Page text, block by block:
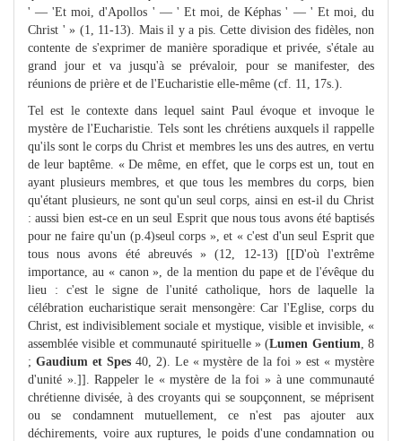
' — 'Et moi, d'Apollos ' — ' Et moi, de Képhas ' — ' Et moi, du
Christ ' » (1, 11-13). Mais il y a pis. Cette division des fidèles, non
contente de s'exprimer de manière sporadique et privée, s'étale au
grand jour et va jusqu'à se prévaloir, pour se manifester, des
réunions de prière et de l'Eucharistie elle-même (cf. 11, 17s.).
Tel est le contexte dans lequel saint Paul évoque et invoque le
mystère de l'Eucharistie. Tels sont les chrétiens auxquels il rappelle
qu'ils sont le corps du Christ et membres les uns des autres, en vertu
de leur baptême. « De même, en effet, que le corps est un, tout en
ayant plusieurs membres, et que tous les membres du corps, bien
qu'étant plusieurs, ne sont qu'un seul corps, ainsi en est-il du Christ
: aussi bien est-ce en un seul Esprit que nous tous avons été baptisés
pour ne faire qu'un (p.4)seul corps », et « c'est d'un seul Esprit que
tous nous avons été abreuvés » (12, 12-13) [[D'où l'extrême
importance, au « canon », de la mention du pape et de l'évêque du
lieu : c'est le signe de l'unité catholique, hors de laquelle la
célébration eucharistique serait mensongère: Car l'Eglise, corps du
Christ, est indivisiblement sociale et mystique, visible et invisible, «
assemblée visible et communauté spirituelle » (Lumen Gentium , 8
; Gaudium et Spes40, 2). Le « mystère de la foi » est « mystère
d'unité ».]]. Rappeler le « mystère de la foi » à une communauté
chrétienne divisée, à des croyants qui se soupçonnent, se méprisent
ou se condamnent mutuellement, ce n'est pas ajouter aux
déchirements, voire aux ruptures, le poids d'une condamnation ou